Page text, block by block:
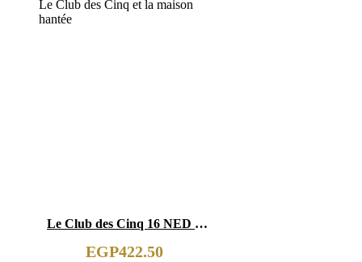
Le Club des Cinq 16 NED –
EGP422.50